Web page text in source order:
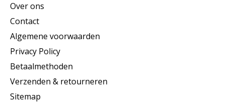
Over ons
Contact
Algemene voorwaarden
Privacy Policy
Betaalmethoden
Verzenden & retourneren
Sitemap